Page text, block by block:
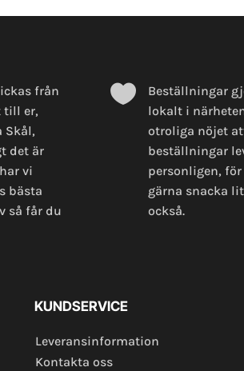
från
till er,
Skål,
det är
vi
bästa
så får du

Beställningar
lokalt i
otroliga nöjet
beställningar
personligen,
gärna snacka
också.
KUNDSERVICE
Leveransinformation
Kontakta oss